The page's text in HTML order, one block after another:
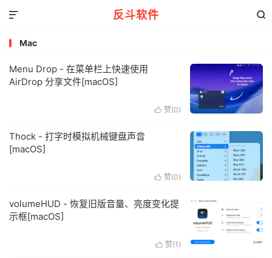
反斗软件 

Mac
Menu Drop - 在菜单栏上快速使用
AirDrop 分享文件[macOS]
 赞(0)
Thock - 打字时模拟机械键盘声音
[macOS]
 赞(0)
volumeHUD - 恢复旧版音量、亮度变化提
示框[macOS]
 赞(1 )